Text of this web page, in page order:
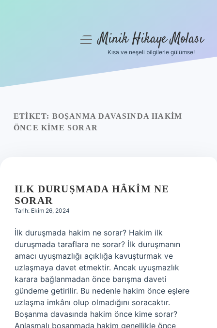
Yasal Uyarı
menüyüMinik Hikaye Molası
Kısa ve neşeli bilgilerle gülümse!
ETIKET: BOŞANMA DAVASINDA HAKIM
ÖNCE KIME SORAR
ILK DURUŞMADA HÂKIM NE
SORAR
Tarih: Ekim 26, 2024
İlk duruşmada hakim ne sorar? Hakim ilk
duruşmada taraflara ne sorar? İlk duruşmanın
amacı uyuşmazlığı açıklığa kavuşturmak ve
uzlaşmaya davet etmektir. Ancak uyuşmazlık
karara bağlanmadan önce barışma daveti
gündeme getirilir. Bu nedenle hakim önce eşlere
uzlaşma imkânı olup olmadığını soracaktır.
Boşanma davasında hakim önce kime sorar?
Anlaşmalı boşanmada hakim genellikle önce